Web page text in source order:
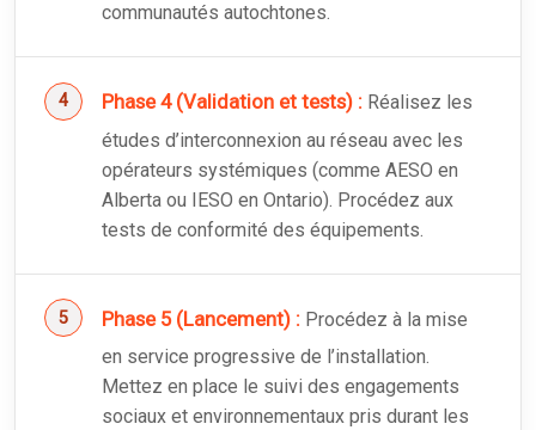
communautés autochtones.
Phase 4 (Validation et tests) : Réalisez les
études d’interconnexion au réseau avec les
opérateurs systémiques (comme AESO en
Alberta ou IESO en Ontario). Procédez aux
tests de conformité des équipements.
Phase 5 (Lancement) : Procédez à la mise
en service progressive de l’installation.
Mettez en place le suivi des engagements
sociaux et environnementaux pris durant les